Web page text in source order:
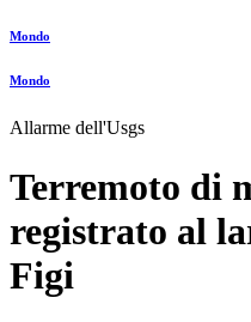
Mondo
Mondo
Allarme dell'Usgs
Terremoto di
registrato al
Figi